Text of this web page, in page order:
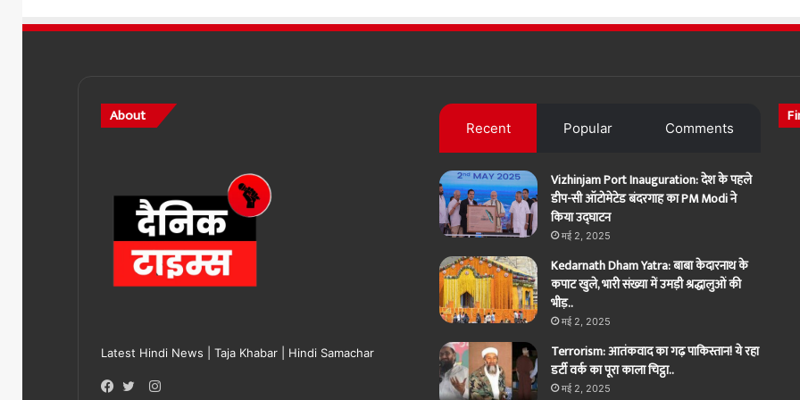
About
Latest Hindi News | Taja Khabar | Hindi Samachar
Instagram
Recent Popular Comments
Vizhinjam Port Inauguration: देश के पहले
डीप-सी ऑटोमेटेड बंदरगाह का PM Modi ने
किया उद्घाटन
मई 2, 2025
Kedarnath Dham Yatra: बाबा केदारनाथ के
कपाट खुले, भारी संख्या में उमड़ी श्रद्धालुओं की
भीड़..
मई 2, 2025
Terrorism: आतंकवाद का गढ़ पाकिस्तान! ये रहा
डर्टी वर्क का पूरा काला चिट्ठा..
मई 2, 2025